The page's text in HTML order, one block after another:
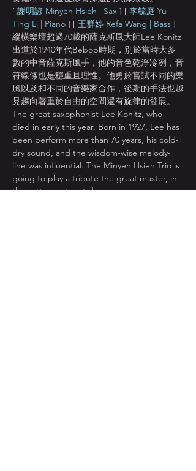
[ 謝明諺 Minyen Hsieh | Sax ] [ 李毓庭 Yu-
Ting Li | Piano ] [ 王群婷 Refa Wang | Bass ]
縱橫樂壇超過70載的薩克斯風大師Lee Konitz
出道於1940年代Bebop時期，別於當時大多
數的中音薩克斯風手，他的音色乾淨冷冽，音
符線條也是穩重且理性。他勇於嘗試不同的樂
風以及和不同的音樂家合作，後期的手法也越
見趨向著重於自由的空間還有旋律的發展。
The great saxophonist Lee Konitz, who
died in early this year. Born in 1927, Lee has
been perform more than 70 years, his cold-
dry sound, and the wisdom-wise melody-
line was influential. The Minyen Hsieh Trio is
going to play a tribute the great master, in
the setting without drums.